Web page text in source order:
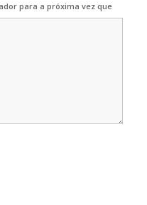
para a próxima vez que